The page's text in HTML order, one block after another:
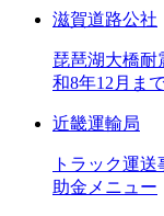
滋賀道路公社
琵琶湖大橋耐
和8年12月まで
近畿運輸局
トラック運
助金メニュー